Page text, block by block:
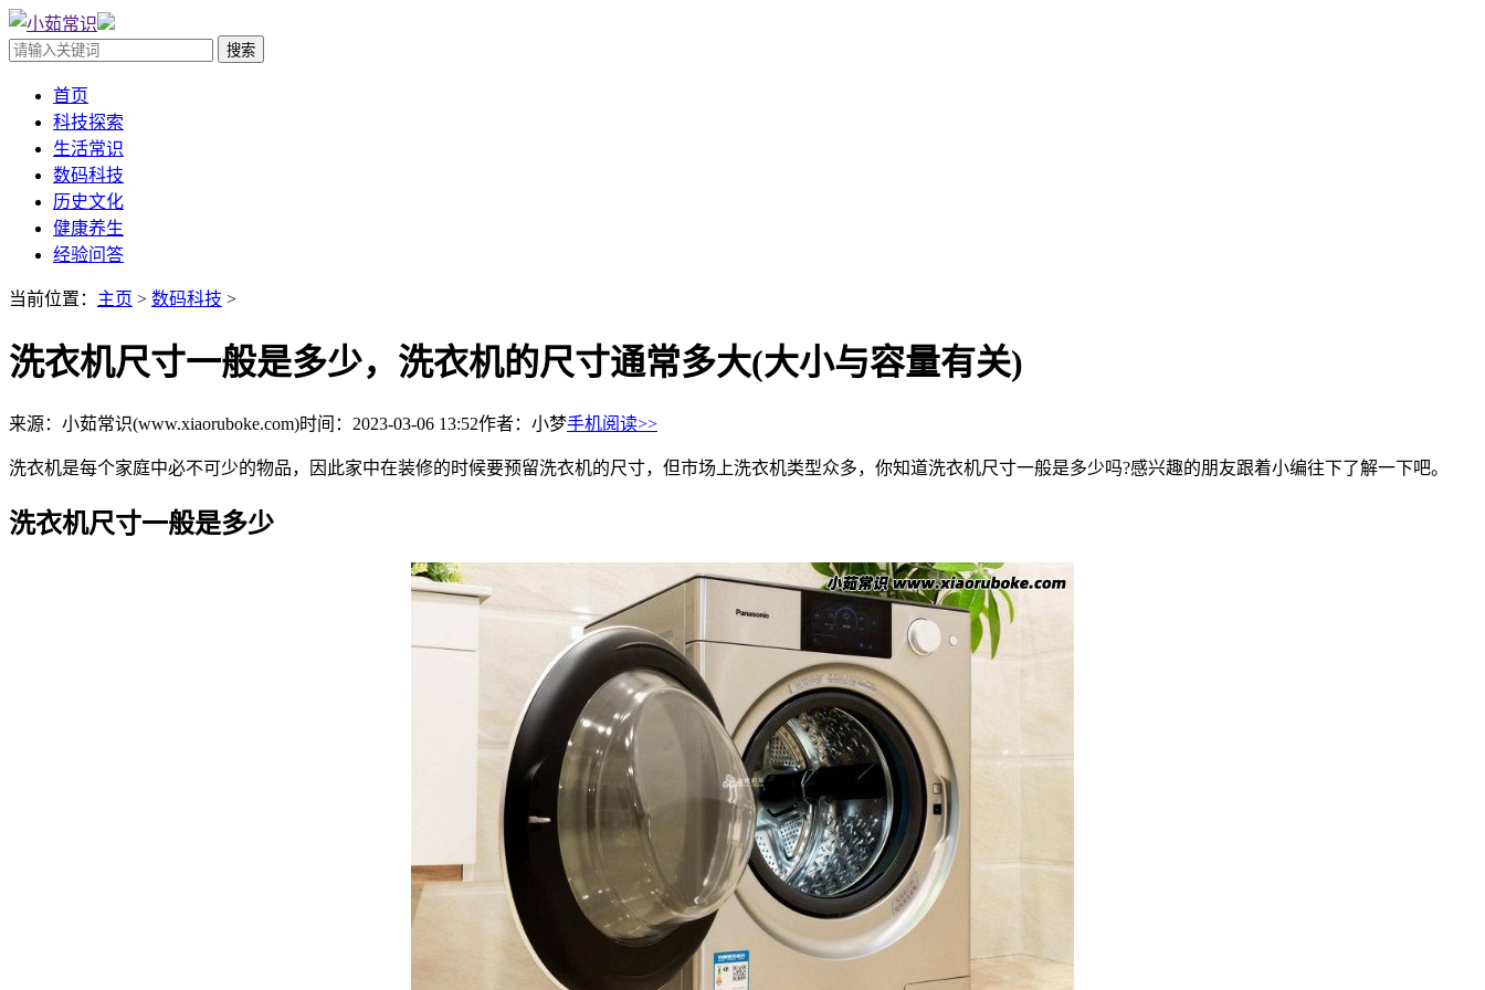
首页
科技探索
生活常识
数码科技
历史文化
健康养生
经验问答
当前位置： 主页 > 数码科技 >
洗衣机尺寸一般是多少，洗衣机的尺寸通常多大(大小与容量有关)
来源：小茹常识(www.xiaoruboke.com)时间：2023-03-06 13:52作者：小梦手机阅读>>
洗衣机是每个家庭中必不可少的物品，因此家中在装修的时候要预留洗衣机的尺寸，但市场上洗衣机类型众多，你知道洗衣机尺寸一般是多少吗?感兴趣的朋友跟着小编往下了解一下吧。
洗衣机尺寸一般是多少